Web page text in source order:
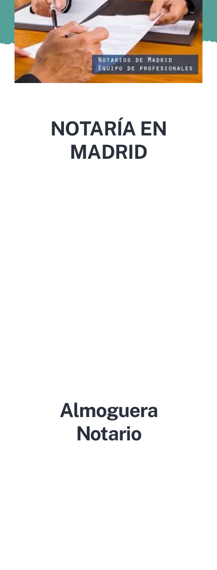
Murcia
Gijón
Vigo
Córdoba
NOTARÍA EN
MADRID
Almoguera
Notario